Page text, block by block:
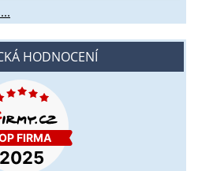
HODNOCENÍ